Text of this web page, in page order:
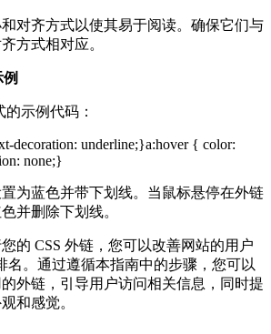
对齐方式以使其易于阅读。确保它们与
方式相对应。
的示例代码：
decoration: underline;}a:hover { color:
none;}
为蓝色并带下划线。当鼠标悬停在外链
并删除下划线。
的 CSS 外链，您可以改善网站的用户
名。通过遵循本指南中的步骤，您可以
外链，引导用户访问相关信息，同时提
和感觉。